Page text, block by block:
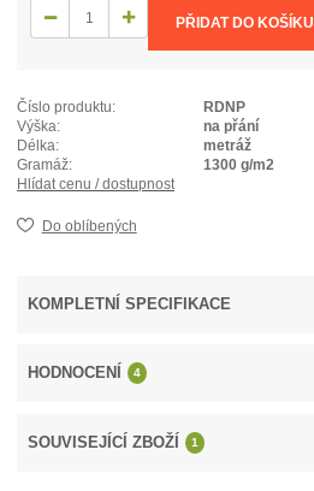
PŘIDAT DO KOŠÍKU
Číslo produktu:
RDNP
Výška:
na přání
Délka:
metráž
Gramáž:
1300 g/m2
Hlídat cenu / dostupnost
Do oblíbených
KOMPLETNÍ SPECIFIKACE
HODNOCENÍ 4
SOUVISEJÍCÍ ZBOŽÍ 1